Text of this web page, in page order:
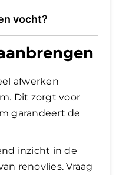
vocht?
afwerken
Dit zorgt voor
garandeert de
inzicht in de
renovlies. Vraag